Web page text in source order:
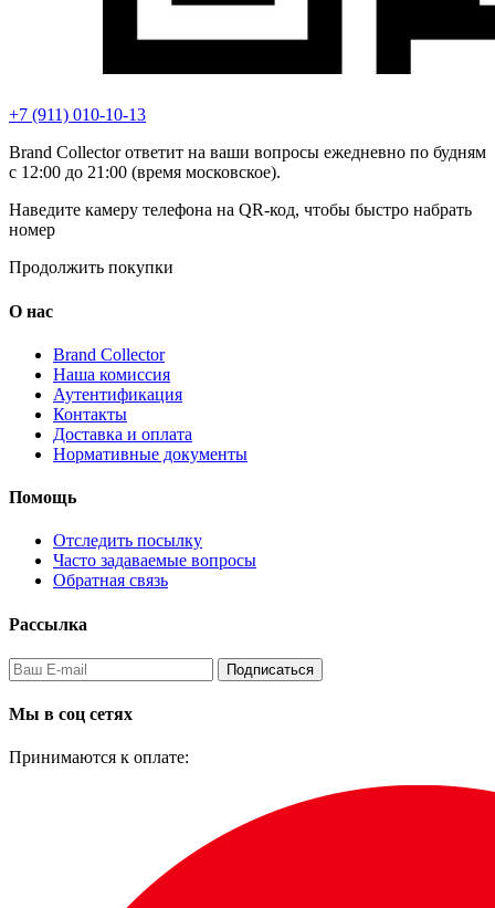
+7 (911) 010-10-13
Brand Collector ответит на ваши вопросы ежедневно по будням
с 12:00 до 21:00 (время московское).
Наведите камеру телефона на QR-код, чтобы быстро набрать
номер
Продолжить покупки
О нас
Brand Collector
Наша комиссия
Аутентификация
Контакты
Доставка и оплата
Нормативные документы
Помощь
Отследить посылку
Часто задаваемые вопросы
Обратная связь
Рассылка
Подписаться
Мы в соц сетях
Принимаются к оплате: